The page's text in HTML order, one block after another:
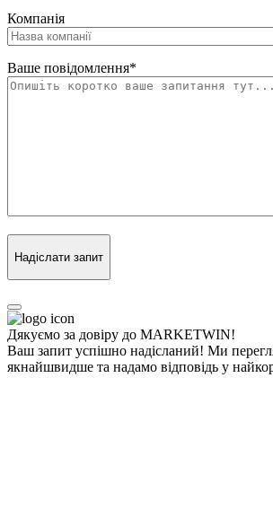
Компанія
Ваше повідомлення*
Надіслати запит
Дякуємо за довіру до MARKETWIN!
Ваш запит успішно надісланий! Ми
якнайшвидше та надамо відповідь у